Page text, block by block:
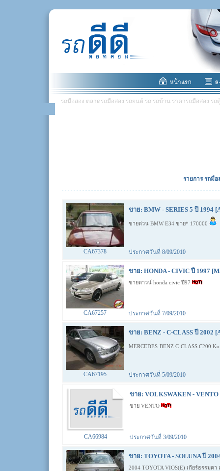
รถมือสอง ตลาดรถมือสอง รถยนต์ รถ รถบ้าน ราคารถมือสอง รถ
รายการ รถมื
ขาย: BMW - SERIES 5 ปี 1994
ขายด่วน BMW E34 ขาย* 170000
CA67378 ประกาศวันที่ 8/09/2010
ขาย: HONDA - CIVIC ปี 1997
ขายดาวน์ honda civic ปี97
CA67257 ประกาศวันที่ 7/09/2010
ขาย: BENZ - C-CLASS ปี 2002
MERCEDES-BENZ C-CLASS C200
CA67195 ประกาศวันที่ 5/09/2010
ขาย: VOLKSWAKEN - VENTO
ขาย VENTO
CA66984 ประกาศวันที่ 3/09/2010
ขาย: TOYOTA - SOLUNA ปี
2004 TOYOTA VIOS(E) เกียร์ธรรมด